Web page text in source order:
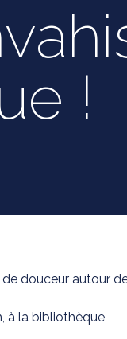
!
douceur autour
à la bibliothèque